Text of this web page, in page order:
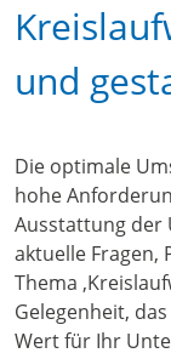
und
Die optimale
hohe
Ausstattung der
aktuelle Fragen,
Thema
Gelegenheit,
Wert für Ihr